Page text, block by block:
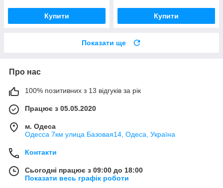
Купити Купити
Показати ще
Про нас
100% позитивних з 13 відгуків за рік
Працює з 05.05.2020
м. Одеса
Одесса 7км улица Базовая14, Одеса, Україна
Контакти
Сьогодні працює з 09:00 до 18:00
Показати весь графік роботи